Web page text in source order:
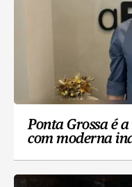
Ponta Grossa é
com moderna